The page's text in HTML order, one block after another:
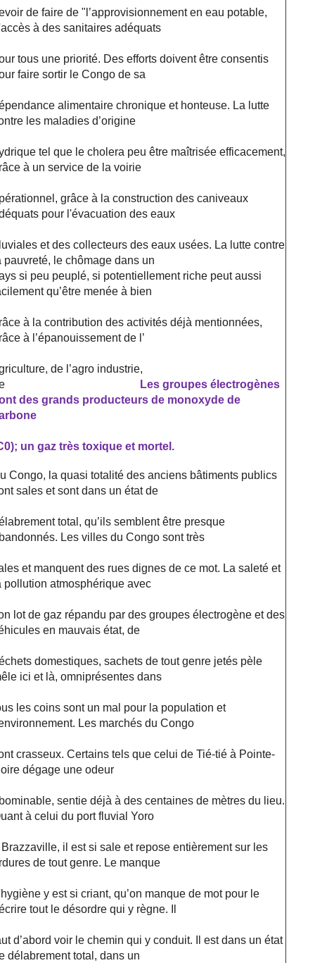
de faire de "l’approvisionnement en eau potable,
à des sanitaires adéquats
tous une priorité. Des efforts doivent être consentis
faire sortir le Congo de sa
alimentaire chronique et honteuse. La lutte
les maladies d’origine
tel que le cholera peu être maîtrisée efficacement,
à un service de la voirie
grâce à la construction des caniveaux
pour l'évacuation des eaux
et des collecteurs des eaux usées. La lutte contre
pauvreté, le chômage dans un
si peu peuplé, si potentiellement riche peut aussi
qu’être menée à bien
à la contribution des activités déjà mentionnées,
à l’épanouissement de l’
de l’agro industrie,
Les groupes électrogènes
des grands producteurs de monoxyde de
un gaz très toxique et mortel.
Congo, la quasi totalité des anciens bâtiments publics
sales et sont dans un état de
total, qu’ils semblent être presque
Les villes du Congo sont très
et manquent des rues dignes de ce mot. La saleté et
pollution atmosphérique avec
lot de gaz répandu par des groupes électrogène et des
en mauvais état, de
domestiques, sachets de tout genre jetés pèle
ici et là, omniprésentes dans
les coins sont un mal pour la population et
Les marchés du Congo
crasseux. Certains tels que celui de Tié-tié à Pointe-
dégage une odeur
sentie déjà à des centaines de mètres du lieu.
à celui du port fluvial Yoro
il est si sale et repose entièrement sur les
de tout genre. Le manque
y est si criant, qu’on manque de mot pour le
tout le désordre qui y règne. Il
d’abord voir le chemin qui y conduit. Il est dans un état
délabrement total, dans un